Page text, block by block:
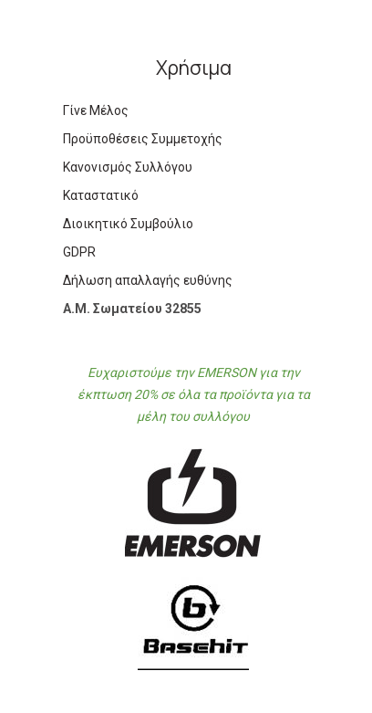
Χρήσιμα
Γίνε Μέλος
Προϋποθέσεις Συμμετοχής
Κανονισμός Συλλόγου
Καταστατικό
Διοικητικό Συμβούλιο
GDPR
Δήλωση απαλλαγής ευθύνης
Α.Μ. Σωματείου 32855
Ευχαριστούμε την EMERSON για την
έκπτωση 20% σε όλα τα προϊόντα για τα
μέλη του συλλόγου